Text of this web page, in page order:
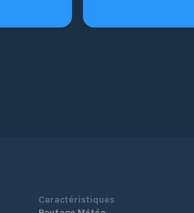
Caractéristiques